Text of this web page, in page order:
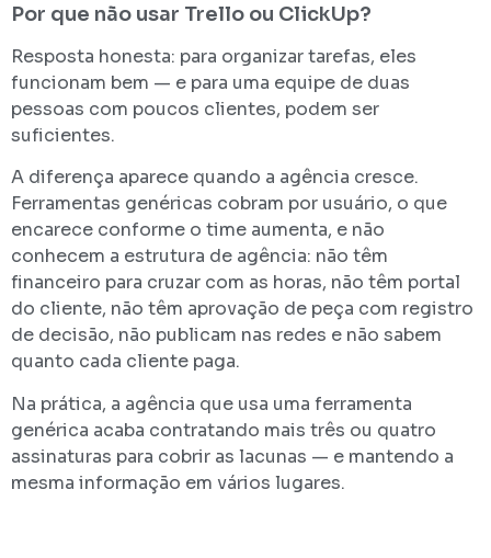
Por que não usar Trello ou ClickUp?
Resposta honesta: para organizar tarefas, eles
funcionam bem — e para uma equipe de duas
pessoas com poucos clientes, podem ser
suficientes.
A diferença aparece quando a agência cresce.
Ferramentas genéricas cobram por usuário, o que
encarece conforme o time aumenta, e não
conhecem a estrutura de agência: não têm
financeiro para cruzar com as horas, não têm portal
do cliente, não têm aprovação de peça com registro
de decisão, não publicam nas redes e não sabem
quanto cada cliente paga.
Na prática, a agência que usa uma ferramenta
genérica acaba contratando mais três ou quatro
assinaturas para cobrir as lacunas — e mantendo a
mesma informação em vários lugares.